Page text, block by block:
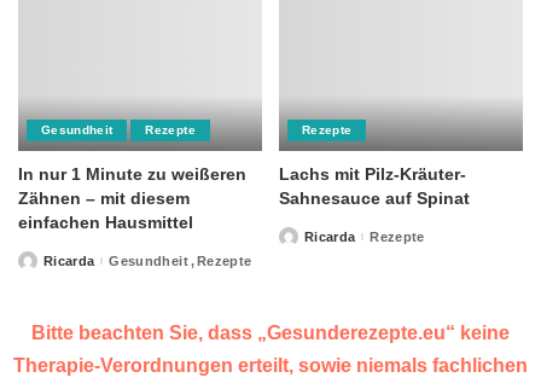
Gesundheit Rezepte
In nur 1 Minute zu weißeren
Zähnen – mit diesem
einfachen Hausmittel
PostedRicarda Gesundheit Rezepte
Rezepte
Lachs mit Pilz-Kräuter-
Sahnesauce auf Spinat
PostedRicarda Rezepte
Bitte beachten Sie, dass „Gesunderezepte.eu“ keine
Therapie-Verordnungen erteilt, sowie niemals fachlichen